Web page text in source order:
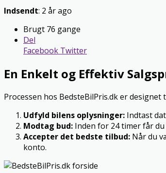
Indsendt: 2 år ago
Brugt 76 gange
Del
Facebook Twitter
En Enkelt og Effektiv
Processen hos BedsteBilPris.dk er
Udfyld bilens oplysninger: Indtast
Modtag bud: Inden for 24 timer får
Accepter det bedste tilbud: Når du
konto.